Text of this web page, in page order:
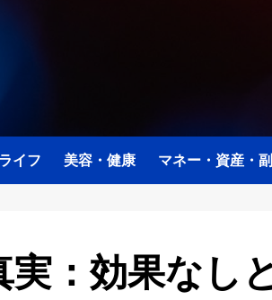
イフ 美容・健康 マネー・資産・
：効果なし